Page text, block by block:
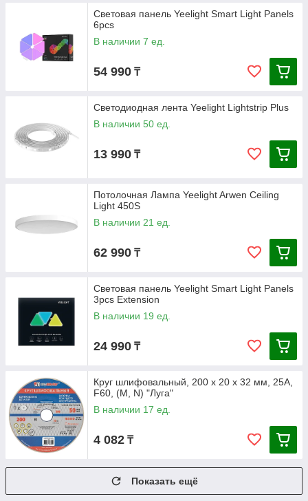
Световая панель Yeelight Smart Light Panels
6pcs
В наличии 7 ед.
54 990 ₸
Светодиодная лента Yeelight Lightstrip Plus
В наличии 50 ед.
13 990 ₸
Потолочная Лампа Yeelight Arwen Ceiling
Light 450S
В наличии 21 ед.
62 990 ₸
Световая панель Yeelight Smart Light Panels
3pcs Extension
В наличии 19 ед.
24 990 ₸
Круг шлифовальный, 200 х 20 х 32 мм, 25А,
F60, (М, N) "Луга"
В наличии 17 ед.
4 082 ₸
Показать ещё